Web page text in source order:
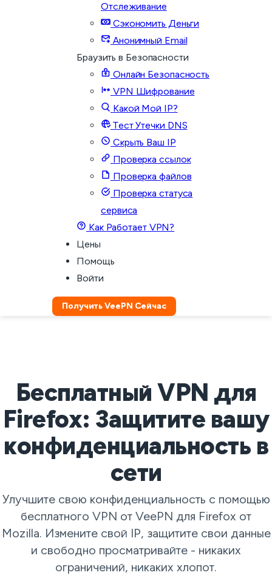
Отслеживание
Сэкономить Деньги
Анонимный Email
Браузить в Безопасности
Онлайн Безопасность
VPN Шифрование
Какой Мой IP?
Тест Утечки DNS
Скрыть Ваш IP
Проверка ссылок
Проверка файлов
Проверка статуса
сервиса
Как Работает VPN?
Цены
Помощь
Войти
Получить VeePN Сейчас
Бесплатный VPN для
Firefox: Защитите вашу
конфиденциальность в
сети
Улучшите свою конфиденциальность с помощью
бесплатного VPN от VeePN для Firefox от
Mozilla. Измените свой IP, защитите свои данные
и свободно просматривайте - никаких
ограничений, никаких хлопот.